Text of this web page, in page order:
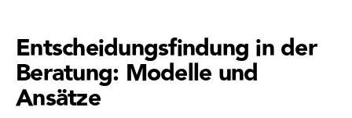
Entscheidungsfindung in der
Beratung: Modelle und
Ansätze